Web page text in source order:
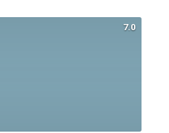
7.0